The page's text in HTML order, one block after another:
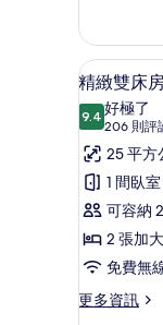
相
片
-
Queen
的
詳
情
顯
示
精
緻
雙
床
房
的
所
7
精緻雙床
9.49.4 分，滿分
好極了
206 則評
(206
則
評
論)
25 平方
1 間臥室
可容納
2 張加
免費無
更多資訊
更